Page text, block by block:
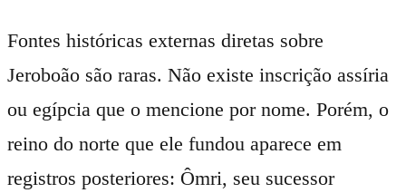
Fontes históricas externas diretas sobre
Jeroboão são raras. Não existe inscrição assíria
ou egípcia que o mencione por nome. Porém, o
reino do norte que ele fundou aparece em
registros posteriores: Ômri, seu sucessor